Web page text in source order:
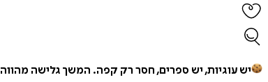
יש עוגיות, יש ספרים, חסר רק קפה. המשך גלישה מהווה